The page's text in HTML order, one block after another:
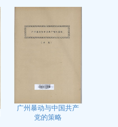
广州暴动与中国共产
党的策略